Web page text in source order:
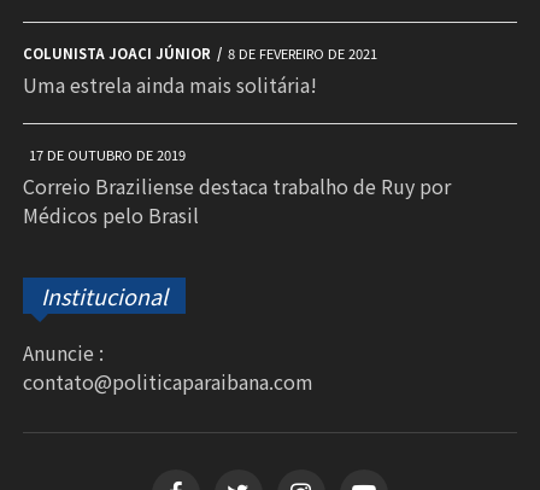
COLUNISTA JOACI JÚNIOR 8 DE FEVEREIRO DE 2021
Uma estrela ainda mais solitária!
17 DE OUTUBRO DE 2019
Correio Braziliense destaca trabalho de Ruy por
Médicos pelo Brasil
Institucional
Anuncie :
contato@politicaparaibana.com